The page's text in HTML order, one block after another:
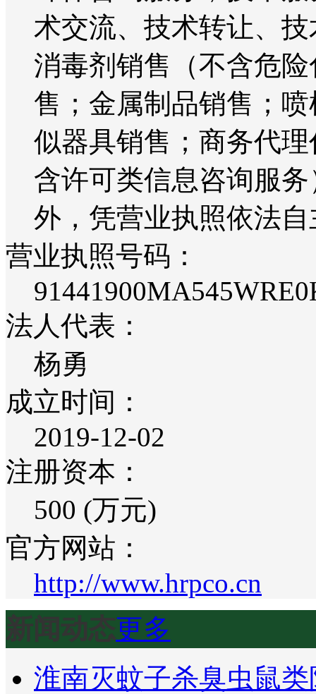
术交流、技术转让、
消毒剂销售（不含危
售；金属制品销售；
似器具销售；商务代
含许可类信息咨询服
外，凭营业执照依法
营业执照号码：
法人代表：
杨勇
成立时间：
2019-12-02
注册资本：
500 (万元)
官方网站：
http://www.hrpco.cn
新闻动态更多
淮南灭蚊子杀臭虫鼠